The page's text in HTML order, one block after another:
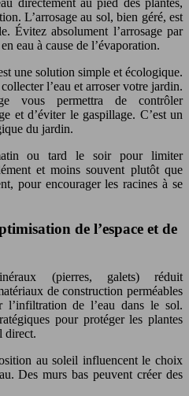
directement au pied des plantes,
L’arrosage au sol, bien géré, est
Évitez absolument l’arrosage par
eau à cause de l’évaporation.
une solution simple et écologique.
l’eau et arroser votre jardin.
vous permettra de contrôler
et d’éviter le gaspillage. C’est un
du jardin.
ou tard le soir pour limiter
et moins souvent plutôt que
pour encourager les racines à se
de l’espace et de
(pierres, galets) réduit
de construction perméables
l’infiltration de l’eau dans le sol.
pour protéger les plantes
direct.
au soleil influencent le choix
Des murs bas peuvent créer des